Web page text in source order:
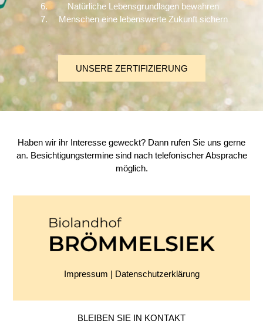
Natürliche Lebensgrundlagen bewahren
Menschen eine lebenswerte Zukunft sichern
UNSERE ZERTIFIZIERUNG
Haben wir ihr Interesse geweckt? Dann rufen Sie uns gerne
an. Besichtigungstermine sind nach telefonischer Absprache
möglich.
Impressum | Datenschutzerklärung
BLEIBEN SIE IN KONTAKT